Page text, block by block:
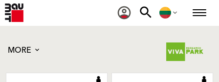
MORE